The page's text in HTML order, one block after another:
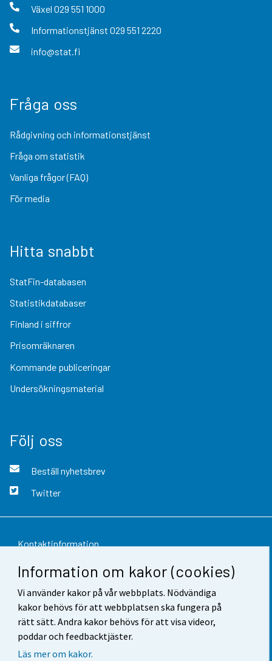
Information om kakor (cookies)
Vi använder kakor på vår webbplats. Nödvändiga
kakor behövs för att webbplatsen ska fungera på
rätt sätt. Andra kakor behövs för att visa videor,
poddar och feedbacktjäster.
Läs mer om kakor.
Växel 029 551 1000
Informationstjänst 029 551 2220
info@stat.fi
Fråga oss
Rådgivning och informationstjänst
Fråga om statistik
Vanliga frågor (FAQ)
För media
Hitta snabbt
StatFin-databasen
Statistikdatabaser
Finland i siffror
Prisomräknaren
Kommande publiceringar
Undersökningsmaterial
Följ oss
Beställ nyhetsbrev
Twitter
Kontaktinformation
Respons
Användarvillkor
Dataskydd
Tillgänglighet